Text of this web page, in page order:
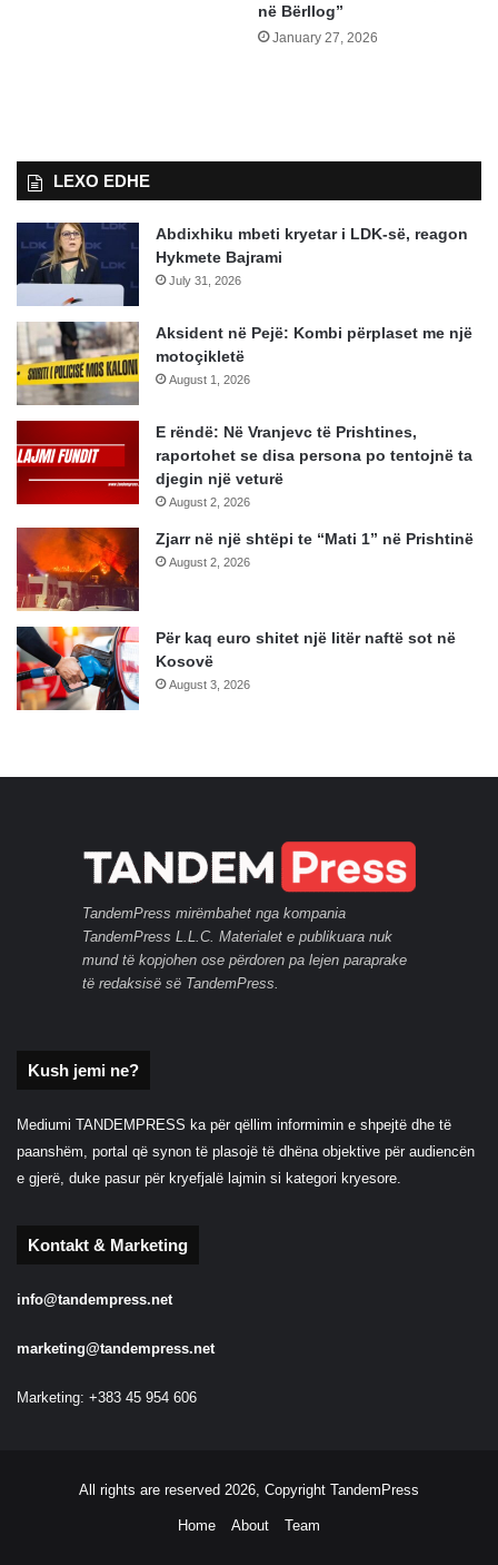
në Bërllog”
January 27, 2026
LEXO EDHE
Abdixhiku mbeti kryetar i LDK-së, reagon
Hykmete Bajrami
July 31, 2026
Aksident në Pejë: Kombi përplaset me një
motoçikletë
August 1, 2026
E rëndë: Në Vranjevc të Prishtines,
raportohet se disa persona po tentojnë ta
djegin një veturë
August 2, 2026
Zjarr në një shtëpi te “Mati 1” në Prishtinë
August 2, 2026
Për kaq euro shitet një litër naftë sot në
Kosovë
August 3, 2026
TandemPress mirëmbahet nga kompania
TandemPress L.L.C. Materialet e publikuara nuk
mund të kopjohen ose përdoren pa lejen paraprake
të redaksisë së TandemPress.
Kush jemi ne?
Mediumi TANDEMPRESS ka për qëllim informimin e shpejtë dhe të
paanshëm, portal që synon të plasojë të dhëna objektive për audiencën
e gjerë, duke pasur për kryefjalë lajmin si kategori kryesore.
Kontakt & Marketing
info@tandempress.net
marketing@tandempress.net
Marketing: +383 45 954 606
All rights are reserved 2026, Copyright TandemPress
Home About Team